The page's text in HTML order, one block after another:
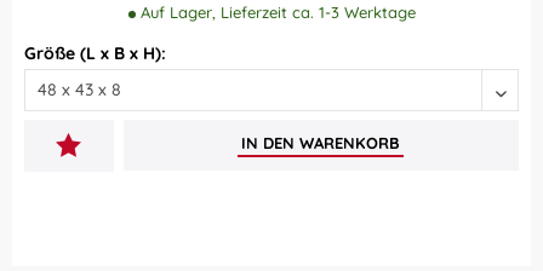
Auf Lager, Lieferzeit ca. 1-3 Werktage
Größe (L x B x H):
IN DEN WARENKORB